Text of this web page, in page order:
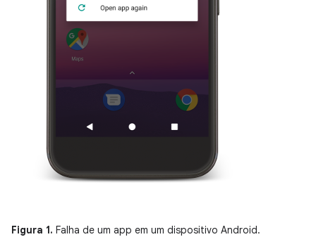
Figura 1. Falha de um app em um dispositivo Android.